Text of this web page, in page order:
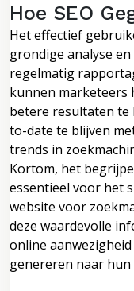
Hoe SEO
Het effectief
grondige analyse
regelmatig
kunnen marketeers
betere resultaten te
to-date te blijven
trends in
Kortom, het
essentieel voor het
website voor
deze waardevolle
online
genereren naar hun